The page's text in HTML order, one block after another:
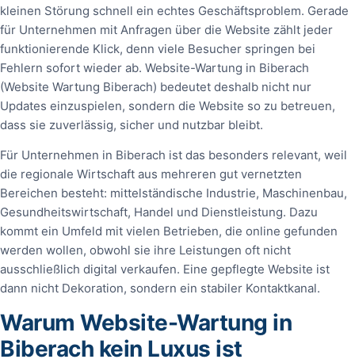
kleinen Störung schnell ein echtes Geschäftsproblem. Gerade
für Unternehmen mit Anfragen über die Website zählt jeder
funktionierende Klick, denn viele Besucher springen bei
Fehlern sofort wieder ab. Website-Wartung in Biberach
(Website Wartung Biberach) bedeutet deshalb nicht nur
Updates einzuspielen, sondern die Website so zu betreuen,
dass sie zuverlässig, sicher und nutzbar bleibt.
Für Unternehmen in Biberach ist das besonders relevant, weil
die regionale Wirtschaft aus mehreren gut vernetzten
Bereichen besteht: mittelständische Industrie, Maschinenbau,
Gesundheitswirtschaft, Handel und Dienstleistung. Dazu
kommt ein Umfeld mit vielen Betrieben, die online gefunden
werden wollen, obwohl sie ihre Leistungen oft nicht
ausschließlich digital verkaufen. Eine gepflegte Website ist
dann nicht Dekoration, sondern ein stabiler Kontaktkanal.
Warum Website-Wartung in
Biberach kein Luxus ist